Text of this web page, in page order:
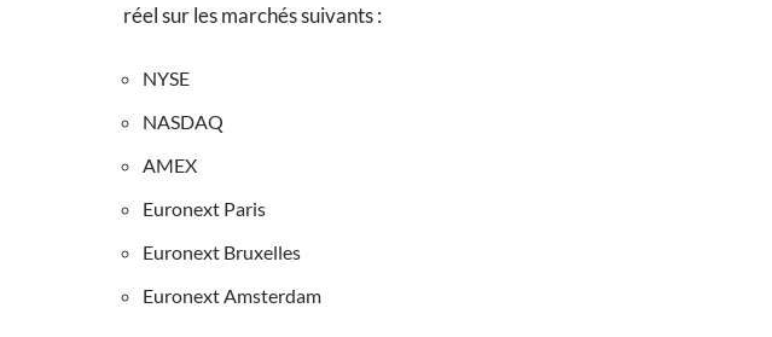
réel sur les marchés suivants :
NYSE
NASDAQ
AMEX
Euronext Paris
Euronext Bruxelles
Euronext Amsterdam